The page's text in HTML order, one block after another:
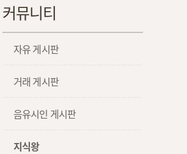
커뮤니티
자유 게시판
거래 게시판
음유시인 게시판
지식왕